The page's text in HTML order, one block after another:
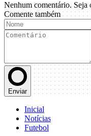
Nenhum comentário. Seja
Comente também
Enviar
Inicial
Notícias
Futebol